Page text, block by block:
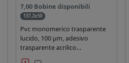
7,00 Bobine disponibili
137,2x50
Pvc monomerico trasparente
lucido, 100 µm, adesivo
trasparente acrilico
permanente durata 3 anni, liner